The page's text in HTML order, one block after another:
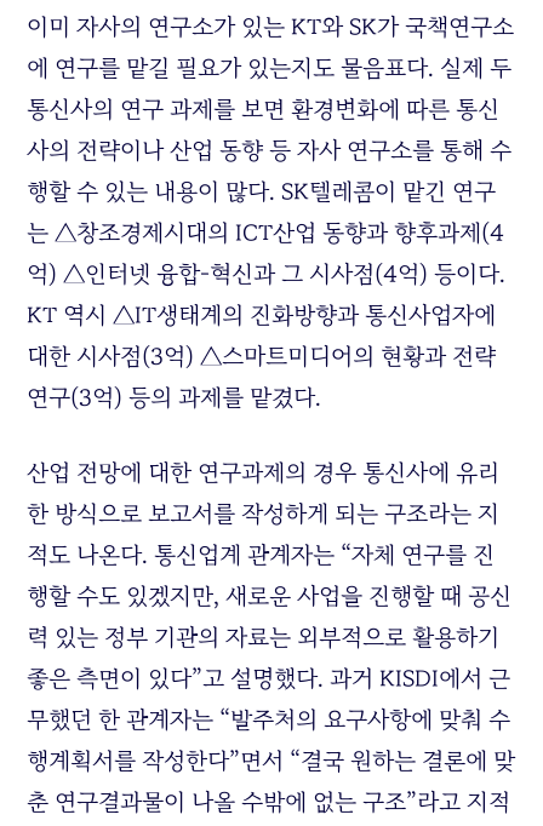
이미 자사의 연구소가 있는 KT와 SK가 국책연구소
에 연구를 맡길 필요가 있는지도 물음표다. 실제 두
통신사의 연구 과제를 보면 환경변화에 따른 통신
사의 전략이나 산업 동향 등 자사 연구소를 통해 수
행할 수 있는 내용이 많다. SK텔레콤이 맡긴 연구
는 △창조경제시대의 ICT산업 동향과 향후과제(4
억) △인터넷 융합-혁신과 그 시사점(4억) 등이다.
KT 역시 △IT생태계의 진화방향과 통신사업자에
대한 시사점(3억) △스마트미디어의 현황과 전략
연구(3억) 등의 과제를 맡겼다.
산업 전망에 대한 연구과제의 경우 통신사에 유리
한 방식으로 보고서를 작성하게 되는 구조라는 지
적도 나온다. 통신업계 관계자는 “자체 연구를 진
행할 수도 있겠지만, 새로운 사업을 진행할 때 공신
력 있는 정부 기관의 자료는 외부적으로 활용하기
좋은 측면이 있다”고 설명했다. 과거 KISDI에서 근
무했던 한 관계자는 “발주처의 요구사항에 맞춰 수
행계획서를 작성한다”면서 “결국 원하는 결론에 맞
춘 연구결과물이 나올 수밖에 없는 구조”라고 지적